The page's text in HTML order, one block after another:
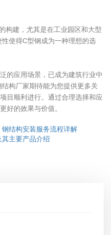
构建，尤其是在工业园区和大型
使得C型钢成为一种理想的选
的应用场景，已成为建筑行业中
构厂家期待能为您提供更多关
目顺利进行。通过合理选择和应
好的效果与价值。
结构安装服务流程详解
主要产品介绍